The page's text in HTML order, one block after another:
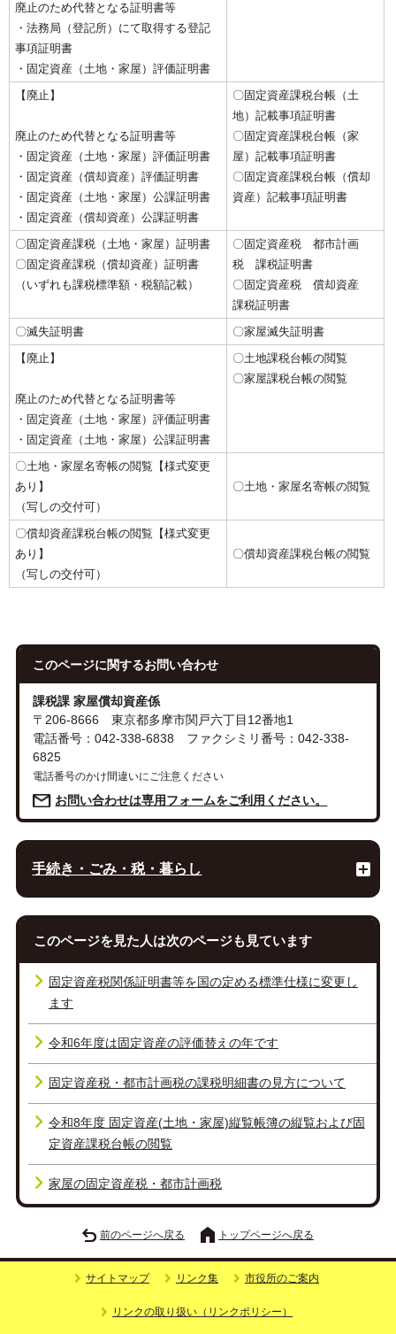
廃止のため代替となる証明書等
・法務局（登記所）にて取得する登記
事項証明書
・固定資産（土地・家屋）評価証明書
【廃止】
廃止のため代替となる証明書等
・固定資産（土地・家屋）評価証明書
・固定資産（償却資産）評価証明書
・固定資産（土地・家屋）公課証明書
・固定資産（償却資産）公課証明書
〇固定資産課税台帳（土
地）記載事項証明書
〇固定資産課税台帳（家
屋）記載事項証明書
〇固定資産課税台帳（償却
資産）記載事項証明書
〇固定資産課税（土地・家屋）証明書
〇固定資産課税（償却資産）証明書
（いずれも課税標準額・税額記載）
〇固定資産税 都市計画
税 課税証明書
〇固定資産税 償却資産
課税証明書
〇滅失証明書
〇家屋滅失証明書
【廃止】
廃止のため代替となる証明書等
・固定資産（土地・家屋）評価証明書
・固定資産（土地・家屋）公課証明書
〇土地課税台帳の閲覧
〇家屋課税台帳の閲覧
〇土地・家屋名寄帳の閲覧【様式変更
あり】
（写しの交付可）
〇土地・家屋名寄帳の閲覧
〇償却資産課税台帳の閲覧【様式変更
あり】
（写しの交付可）
〇償却資産課税台帳の閲覧
このページに関するお問い合わせ
課税課 家屋償却資産係
〒206-8666 東京都多摩市関戸六丁目12番地1
電話番号：042-338-6838 ファクシミリ番号：042-338-
6825
電話番号のかけ間違いにご注意ください
お問い合わせは専用フォームをご利用ください。
手続き・ごみ・税・暮らし
このページを見た人は次のページも見ています
固定資産税関係証明書等を国の定める標準仕様に変更し
ます
令和6年度は固定資産の評価替えの年です
固定資産税・都市計画税の課税明細書の見方について
令和8年度 固定資産(土地・家屋)縦覧帳簿の縦覧および固
定資産課税台帳の閲覧
家屋の固定資産税・都市計画税
前のページへ戻る トップページへ戻る
サイトマップ リンク集 市役所のご案内
リンクの取り扱い（リンクポリシー）